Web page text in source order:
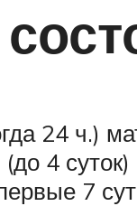
24 ч.)
4
7